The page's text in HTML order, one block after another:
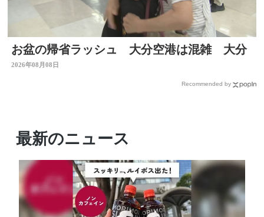
お盆の帰省ラッシュ 大分空港は混雑 大分
2026年08月08日
Recommended by
最新のニュース